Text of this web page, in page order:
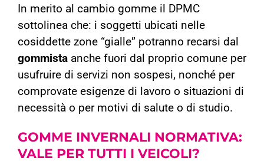
In merito al cambio gomme il DPMC
sottolinea che: i soggetti ubicati nelle
cosiddette zone “gialle” potranno recarsi dal
gommista anche fuori dal proprio comune per
usufruire di servizi non sospesi, nonché per
comprovate esigenze di lavoro o situazioni di
necessità o per motivi di salute o di studio.
GOMME INVERNALI NORMATIVA:
VALE PER TUTTI I VEICOLI?